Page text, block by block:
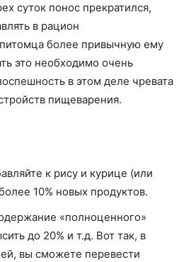
суток понос прекратился,
в рацион
более привычную ему
это необходимо очень
в этом деле чревата
пищеварения.
к рису и курице (или
10% новых продуктов.
«полноценного»
до 20% и т.д. Вот так, в
вы сможете перевести